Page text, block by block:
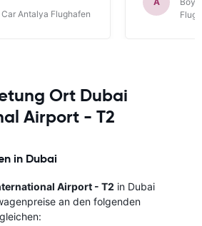
Mietautovermittler
Antalya Flughafen
Ort Dubai
Airport - T2
in Dubai
Airport - T2 in Dubai
an den folgenden